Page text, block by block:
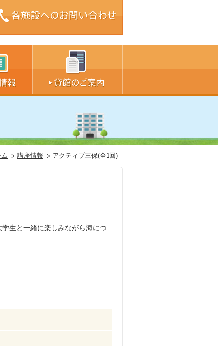
ム 講座情報 アクティブ三保(全1回)
生と一緒に楽しみながら海につ